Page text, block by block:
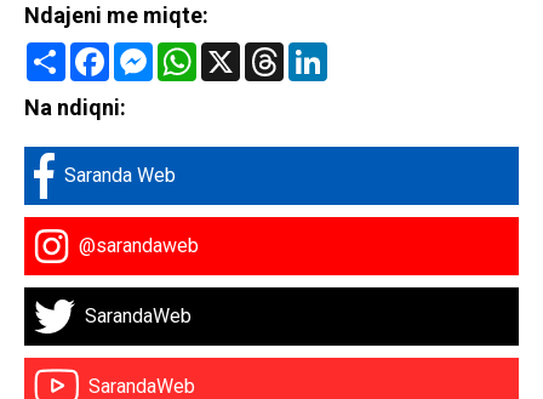
Ndajeni me miqte:
Share FacebookMessenger
WhatsApp
X Threads
Na ndiqni:
Saranda Web
@sarandaweb
SarandaWeb
SarandaWeb